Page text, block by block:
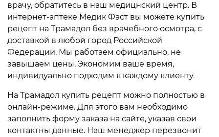
врачу, обратитесь в наш медицнский центр. В
интернет-аптеке Медик Фаст вы можете купить
рецепт на Трамадол без врачебного осмотра, с
доставкой в любой город Российской
Федерации. Мы работаем официально, не
завышаем цены. Экономим ваше время,
индивидуально подходим к каждому клиенту.
На Трамадол купить рецепт можно полностью в
онлайн-режиме. Для этого вам необходимо
заполнить форму заказа на сайте, указав свои
контактны данные. Наш менеджер перезвонит